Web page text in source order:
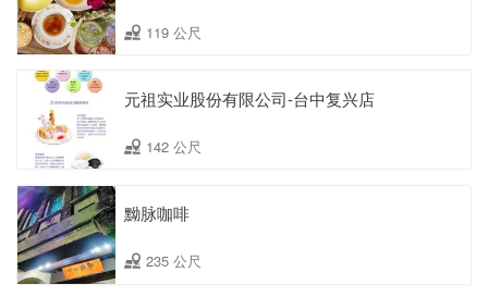
119 公尺
元祖实业股份有限公司-台中复兴店
142 公尺
黝脉咖啡
235 公尺